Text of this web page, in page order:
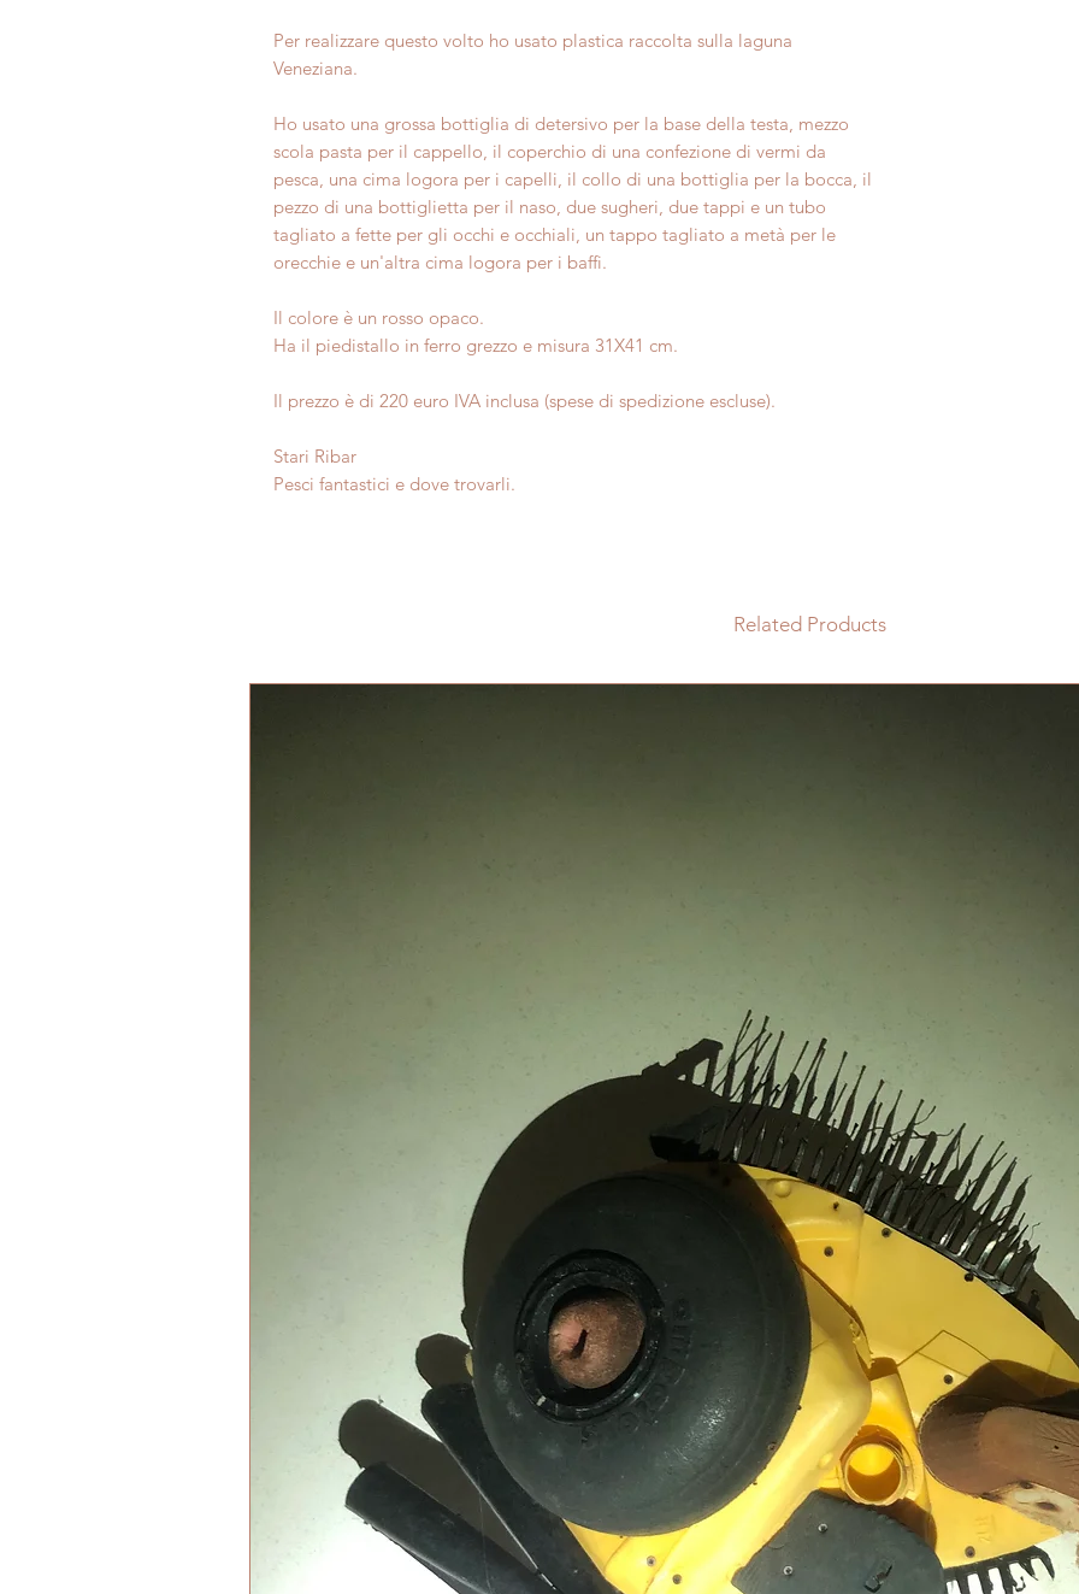
Per realizzare questo volto ho usato plastica raccolta sulla laguna
Veneziana.
Ho usato una grossa bottiglia di detersivo per la base della testa, mezzo
scola pasta per il cappello, il coperchio di una confezione di vermi da
pesca, una cima logora per i capelli, il collo di una bottiglia per la bocca, il
pezzo di una bottiglietta per il naso, due sugheri, due tappi e un tubo
tagliato a fette per gli occhi e occhiali, un tappo tagliato a metà per le
orecchie e un'altra cima logora per i baffi.
Il colore è un rosso opaco.
Ha il piedistallo in ferro grezzo e misura 31X41 cm.
Il prezzo è di 220 euro IVA inclusa (spese di spedizione escluse).
Stari Ribar
Pesci fantastici e dove trovarli.
Related Products